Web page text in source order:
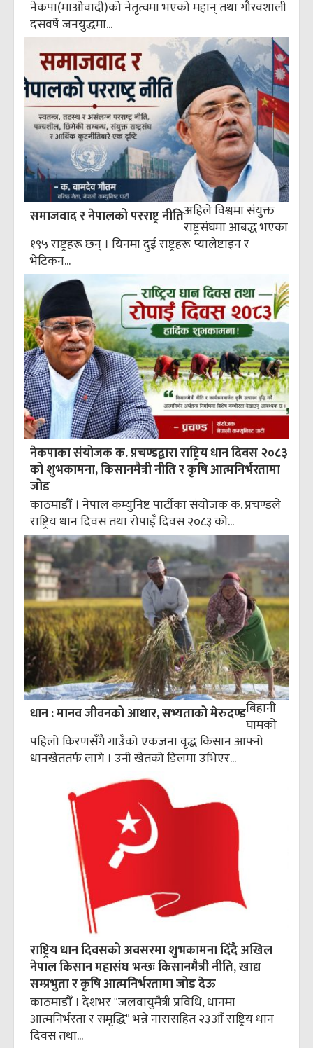
नेकपा(माओवादी)को नेतृत्वमा भएको महान् तथा गौरवशाली
दसवर्षे जनयुद्धमा...
समाजवाद र नेपालको परराष्ट्र नीतिअहिले विश्वमा संयुक्त
राष्ट्रसंघमा आबद्ध भएका
१९५ राष्ट्रहरू छन् । यिनमा दुई राष्ट्रहरू प्यालेष्टाइन र
भेटिकन...
नेकपाका संयोजक क. प्रचण्डद्वारा राष्ट्रिय धान दिवस २०८३
को शुभकामना, किसानमैत्री नीति र कृषि आत्मनिर्भरतामा
जोड
काठमाडौँ । नेपाल कम्युनिष्ट पार्टीका संयोजक क. प्रचण्डले
राष्ट्रिय धान दिवस तथा रोपाइँ दिवस २०८३ को...
धान : मानव जीवनको आधार, सभ्यताको मेरुदण्डबिहानी
घामको
पहिलो किरणसँगै गाउँको एकजना वृद्ध किसान आफ्नो
धानखेततर्फ लागे । उनी खेतको डिलमा उभिएर...
राष्ट्रिय धान दिवसको अवसरमा शुभकामना दिँदै अखिल
नेपाल किसान महासंघ भन्छः किसानमैत्री नीति, खाद्य
सम्प्रभुता र कृषि आत्मनिर्भरतामा जोड देऊ
काठमाडौँ । देशभर "जलवायुमैत्री प्रविधि, धानमा
आत्मनिर्भरता र समृद्धि" भन्ने नारासहित २३औँ राष्ट्रिय धान
दिवस तथा...